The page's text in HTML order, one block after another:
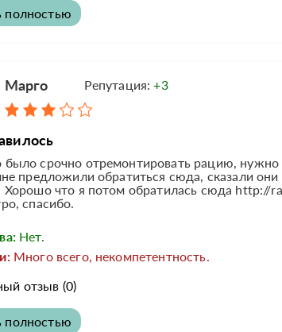
полностью
Марго Репутация:+3
срочно отремонтировать рацию,
предложили обратиться сюда, сказали
Хорошо что я потом обратилась сюда
спасибо.
Нет.
Много всего, некомпетентность.
отзыв (0)
полностью